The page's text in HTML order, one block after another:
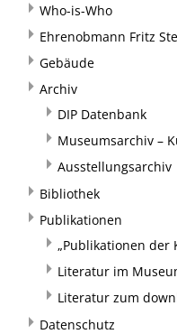
Who-is-Who
Ehrenobmann Fritz
Gebäude
Archiv
DIP Datenbank
Museumsarchiv –
Ausstellungsarchiv
Bibliothek
Publikationen
„Publikationen der
Literatur im
Literatur zum
Datenschutz